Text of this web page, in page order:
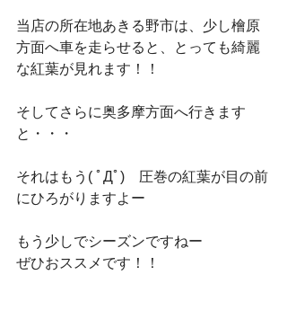
当店の所在地あきる野市は、少し檜原
方面へ車を走らせると、とっても綺麗
な紅葉が見れます！！
そしてさらに奥多摩方面へ行きます
と・・・
それはもう( ﾟДﾟ)　圧巻の紅葉が目の前
にひろがりますよー
もう少しでシーズンですねー
ぜひおススメです！！